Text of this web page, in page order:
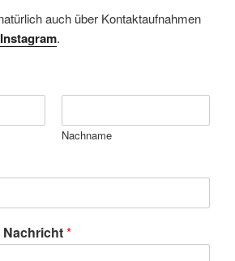
auch über Kontaktaufnahmen
Instagram.
Nachname
Nachricht*